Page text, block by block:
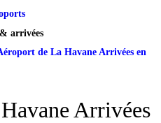
arrivées
de La Havane Arrivées en
Arrivées